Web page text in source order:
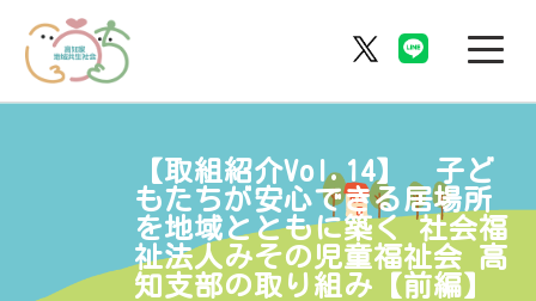
【取組紹介Vol.14】 子ど
もたちが安心できる居場所
を地域とともに築く 社会福
祉法人みその児童福祉会 高
知支部の取り組み【前編】